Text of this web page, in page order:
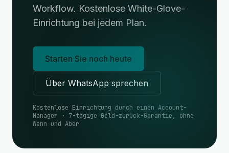
Workflow. Kostenlose White-Glove-
Einrichtung bei jedem Plan.
Starten Sie noch heute
Über WhatsApp sprechen
Kostenlose Einrichtung durch einen Account-
Manager · 7-tägige Geld-zurück-Garantie, ohne
Wenn und Aber